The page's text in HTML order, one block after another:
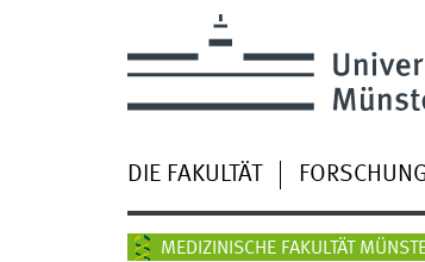
DIE FAKULTÄT
MEDIZINISCHE FAKULTÄT